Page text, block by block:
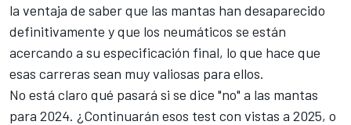
la ventaja de saber que las mantas han desaparecido
definitivamente y que los neumáticos se están
acercando a su especificación final, lo que hace que
esas carreras sean muy valiosas para ellos.
No está claro qué pasará si se dice "no" a las mantas
para 2024. ¿Continuarán esos test con vistas a 2025, o